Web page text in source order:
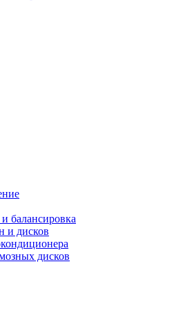
балансировка
и дисков
дисков